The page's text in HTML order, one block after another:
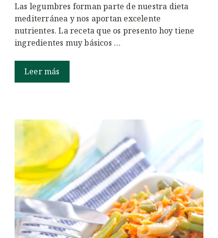
Las legumbres forman parte de nuestra dieta
mediterránea y nos aportan excelente
nutrientes. La receta que os presento hoy tiene
ingredientes muy básicos …
Leer más